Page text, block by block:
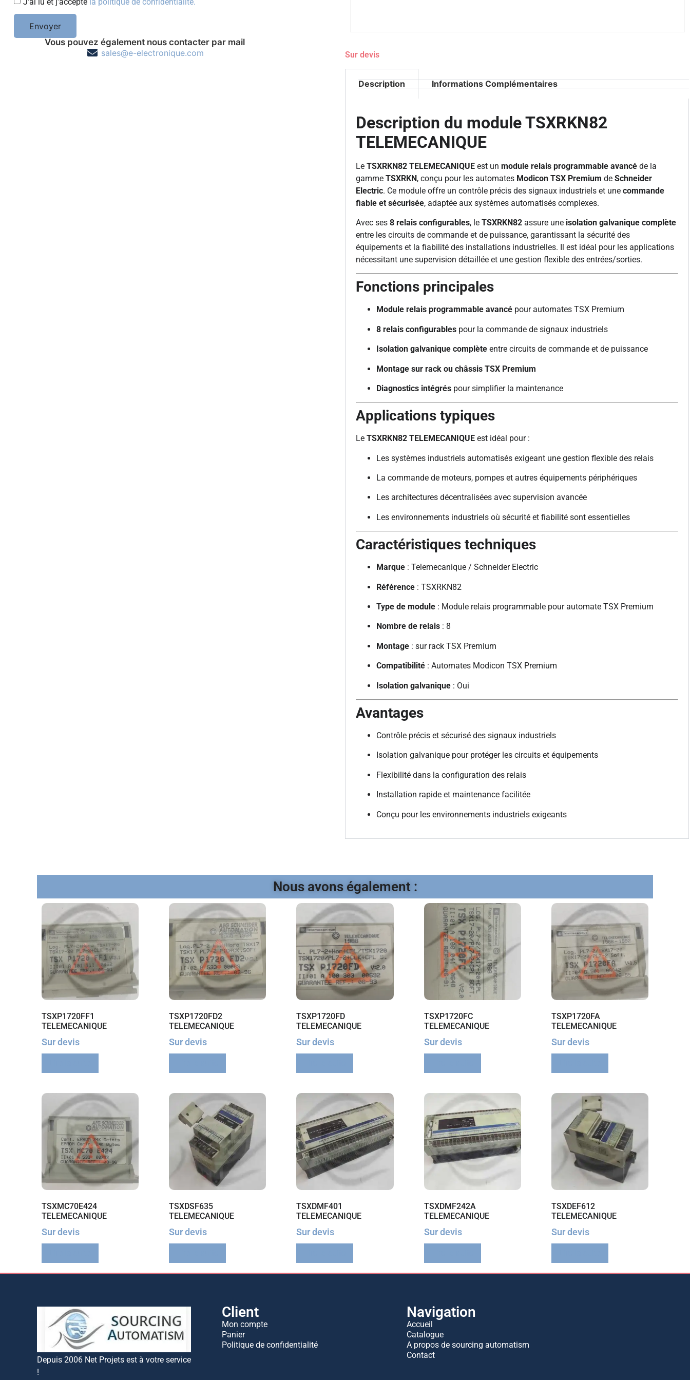
Envoyer
Vous pouvez également nous contacter par mail
sales@e-electronique.com
Sur devis
Description Informations Complémentaires
Description du module TSXRKN82
TELEMECANIQUE
Le TSXRKN82 TELEMECANIQUE est un module relais programmable avancé de la
gamme TSXRKN, conçu pour les automates Modicon TSX Premium de Schneider
Electric. Ce module offre un contrôle précis des signaux industriels et une commande
fiable et sécurisée, adaptée aux systèmes automatisés complexes.
Avec ses 8 relais configurables, le TSXRKN82 assure une isolation galvanique complète
entre les circuits de commande et de puissance, garantissant la sécurité des
équipements et la fiabilité des installations industrielles. Il est idéal pour les applications
nécessitant une supervision détaillée et une gestion flexible des entrées/sorties.
Fonctions principales
Module relais programmable avancé pour automates TSX Premium
8 relais configurables pour la commande de signaux industriels
Isolation galvanique complète entre circuits de commande et de puissance
Montage sur rack ou châssis TSX Premium
Diagnostics intégrés pour simplifier la maintenance
Applications typiques
Le TSXRKN82 TELEMECANIQUE est idéal pour :
Les systèmes industriels automatisés exigeant une gestion flexible des relais
La commande de moteurs, pompes et autres équipements périphériques
Les architectures décentralisées avec supervision avancée
Les environnements industriels où sécurité et fiabilité sont essentielles
Caractéristiques techniques
Marque : Telemecanique / Schneider Electric
Référence : TSXRKN82
Type de module : Module relais programmable pour automate TSX Premium
Nombre de relais : 8
Montage : sur rack TSX Premium
Compatibilité : Automates Modicon TSX Premium
Isolation galvanique : Oui
Avantages
Contrôle précis et sécurisé des signaux industriels
Isolation galvanique pour protéger les circuits et équipements
Flexibilité dans la configuration des relais
Installation rapide et maintenance facilitée
Conçu pour les environnements industriels exigeants
Nous avons également :
TSXP1720FF1
TELEMECANIQUE
Sur devis
TSXP1720FD2
TELEMECANIQUE
Sur devis
TSXP1720FD
TELEMECANIQUE
Sur devis
TSXP1720FC
TELEMECANIQUE
Sur devis
TSXP1720FA
TELEMECANIQUE
Sur devis
TSXMC70E424
TELEMECANIQUE
Sur devis
TSXDSF635
TELEMECANIQUE
Sur devis
TSXDMF401
TELEMECANIQUE
Sur devis
TSXDMF242A
TELEMECANIQUE
Sur devis
TSXDEF612
TELEMECANIQUE
Sur devis
Depuis 2006 Net Projets est à votre service
!
Client
Mon compte
Panier
Politique de confidentialité
Navigation
Accueil
Catalogue
A propos de sourcing automatism
Contact